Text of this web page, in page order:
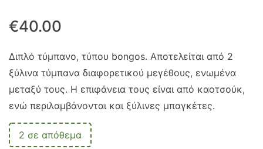
€40.00
Διπλό τύμπανο, τύπου bongos. Αποτελείται από 2
ξύλινα τύμπανα διαφορετικού μεγέθους, ενωμένα
μεταξύ τους. Η επιφάνεια τους είναι από καοτσούκ,
ενώ περιλαμβάνονται και ξύλινες μπαγκέτες.
2 σε απόθεμα